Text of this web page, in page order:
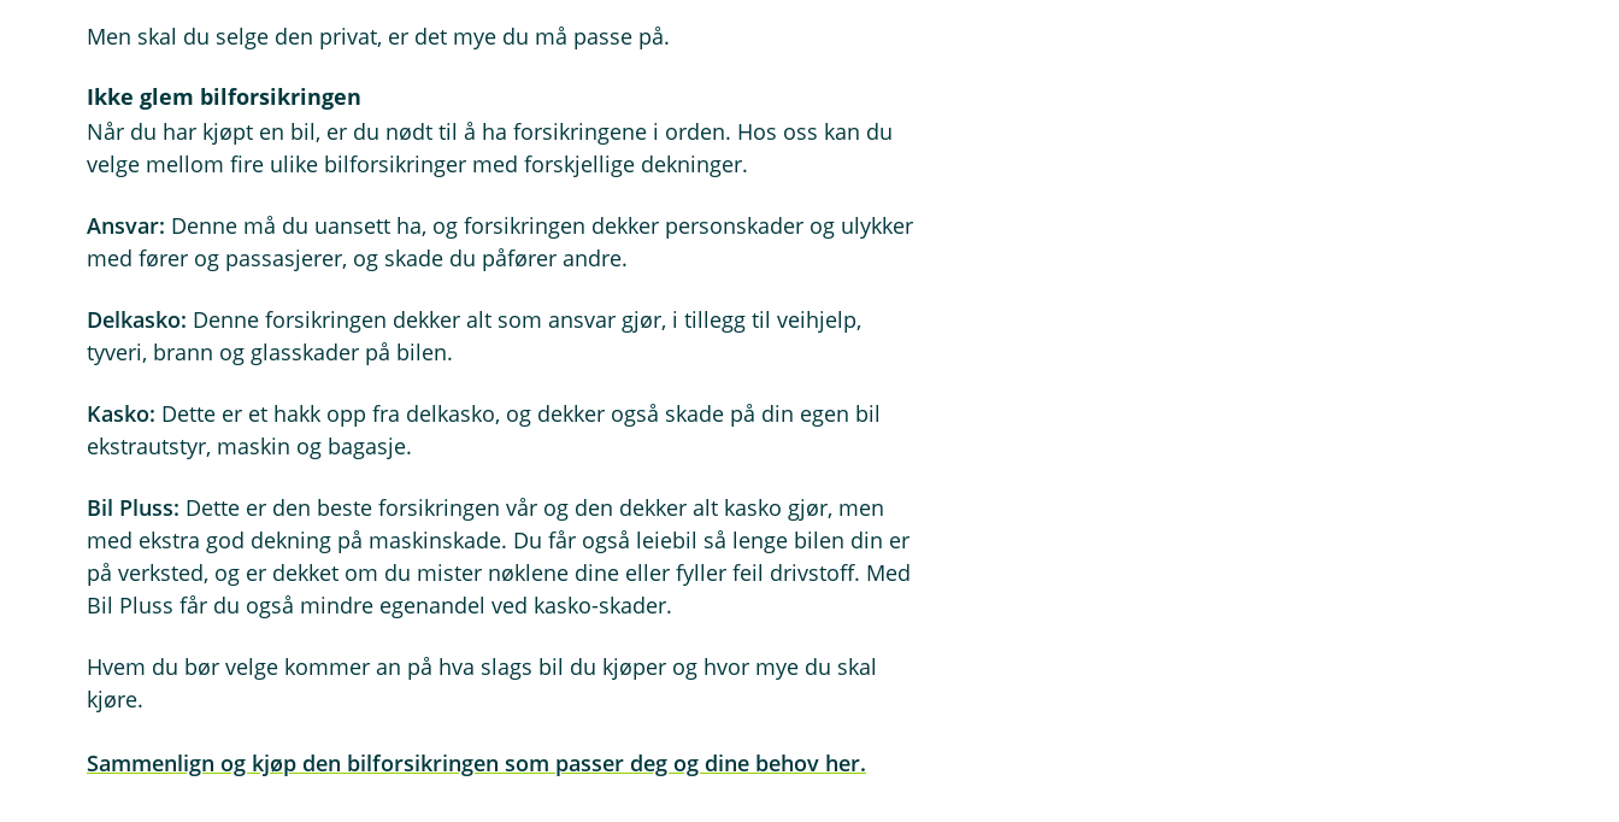
Men skal du selge den privat, er det mye du må passe på.
Ikke glem bilforsikringen
Når du har kjøpt en bil, er du nødt til å ha forsikringene i orden. Hos oss kan du
velge mellom fire ulike bilforsikringer med forskjellige dekninger.
Ansvar: Denne må du uansett ha, og forsikringen dekker personskader og ulykker
med fører og passasjerer, og skade du påfører andre.
Delkasko: Denne forsikringen dekker alt som ansvar gjør, i tillegg til veihjelp,
tyveri, brann og glasskader på bilen.
Kasko: Dette er et hakk opp fra delkasko, og dekker også skade på din egen bil
ekstrautstyr, maskin og bagasje.
Bil Pluss: Dette er den beste forsikringen vår og den dekker alt kasko gjør, men
med ekstra god dekning på maskinskade. Du får også leiebil så lenge bilen din er
på verksted, og er dekket om du mister nøklene dine eller fyller feil drivstoff. Med
Bil Pluss får du også mindre egenandel ved kasko-skader.
Hvem du bør velge kommer an på hva slags bil du kjøper og hvor mye du skal
kjøre.
Sammenlign og kjøp den bilforsikringen som passer deg og dine behov her.